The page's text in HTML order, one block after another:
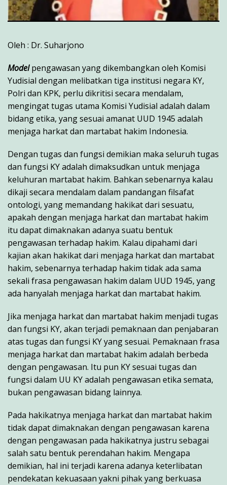
Oleh : Dr. Suharjono
Modelpengawasan yang dikembangkan oleh Komisi
Yudisial dengan melibatkan tiga institusi negara KY,
Polri dan KPK, perlu dikritisi secara mendalam,
mengingat tugas utama Komisi Yudisial adalah dalam
bidang etika, yang sesuai amanat UUD 1945 adalah
menjaga harkat dan martabat hakim Indonesia.
Dengan tugas dan fungsi demikian maka seluruh tugas
dan fungsi KY adalah dimaksudkan untuk menjaga
keluhuran martabat hakim. Bahkan sebenarnya kalau
dikaji secara mendalam dalam pandangan filsafat
ontologi, yang memandang hakikat dari sesuatu,
apakah dengan menjaga harkat dan martabat hakim
itu dapat dimaknakan adanya suatu bentuk
pengawasan terhadap hakim. Kalau dipahami dari
kajian akan hakikat dari menjaga harkat dan martabat
hakim, sebenarnya terhadap hakim tidak ada sama
sekali frasa pengawasan hakim dalam UUD 1945, yang
ada hanyalah menjaga harkat dan martabat hakim.
Jika menjaga harkat dan martabat hakim menjadi tugas
dan fungsi KY, akan terjadi pemaknaan dan penjabaran
atas tugas dan fungsi KY yang sesuai. Pemaknaan frasa
menjaga harkat dan martabat hakim adalah berbeda
dengan pengawasan. Itu pun KY sesuai tugas dan
fungsi dalam UU KY adalah pengawasan etika semata,
bukan pengawasan bidang lainnya.
Pada hakikatnya menjaga harkat dan martabat hakim
tidak dapat dimaknakan dengan pengawasan karena
dengan pengawasan pada hakikatnya justru sebagai
salah satu bentuk perendahan hakim. Mengapa
demikian, hal ini terjadi karena adanya keterlibatan
pendekatan kekuasaan yakni pihak yang berkuasa